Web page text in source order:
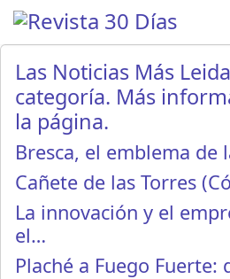
Las Noticias Más
categoría. Más
la página.
Bresca, el emblema de
Cañete de las Torres
La innovación y el
el…
Plaché a Fuego Fuerte: